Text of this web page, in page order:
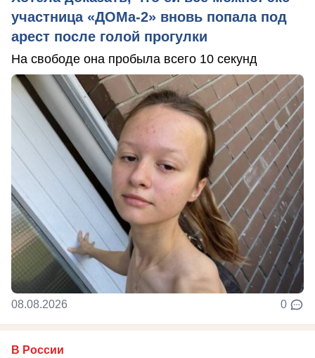
участница «ДОМа-2» вновь попала под
арест после голой прогулки
На свободе она пробыла всего 10 секунд
08.08.2026 0
В России